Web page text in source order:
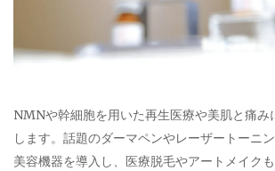
NMNや幹細胞を用いた再生医療や美肌と痛み
します。話題のダーマペンやレーザートーニ
美容機器を導入し、医療脱毛やアートメイクも